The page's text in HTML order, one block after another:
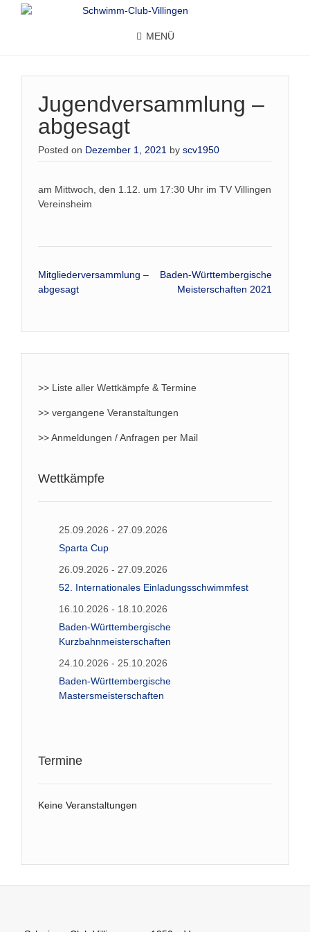
MENÜ
Jugendversammlung –
abgesagt
Posted on Dezember 1, 2021 by scv1950
am Mittwoch, den 1.12. um 17:30 Uhr im TV Villingen
Vereinsheim
Beitrags-
Navigation
Mitgliederversammlung –
abgesagt
Baden-Württembergische
Meisterschaften 2021
>> Liste aller Wettkämpfe & Termine
>> vergangene Veranstaltungen
>> Anmeldungen / Anfragen per Mail
Wettkämpfe
25.09.2026 - 27.09.2026
Sparta Cup
26.09.2026 - 27.09.2026
52. Internationales Einladungsschwimmfest
16.10.2026 - 18.10.2026
Baden-Württembergische
Kurzbahnmeisterschaften
24.10.2026 - 25.10.2026
Baden-Württembergische
Mastersmeisterschaften
Termine
Keine Veranstaltungen